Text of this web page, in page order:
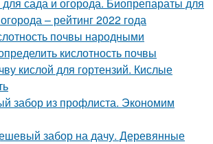
– рейтинг 2022 года
почвы народными
кислотность почвы
кислой для гортензий. Кислые
забор из профлиста. Экономим
забор на дачу. Деревянные